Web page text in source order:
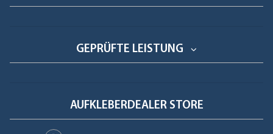
GEPRÜFTE LEISTUNG
AUFKLEBERDEALER STORE